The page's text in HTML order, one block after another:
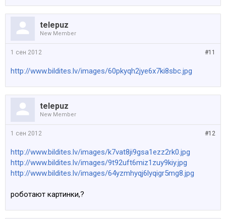
telepuz
New Member
#11
1 сен 2012
http://www.bildites.lv/images/60pkyqh2jye6x7ki8sbc.jpg
telepuz
New Member
#12
1 сен 2012
http://www.bildites.lv/images/k7vat8ji9gsa1ezz2rk0.jpg
http://www.bildites.lv/images/9t92uft6miz1zuy9kiy.jpg
http://www.bildites.lv/images/64yzmhyqj6lyqigr5mg8.jpg
роботают картинки,?